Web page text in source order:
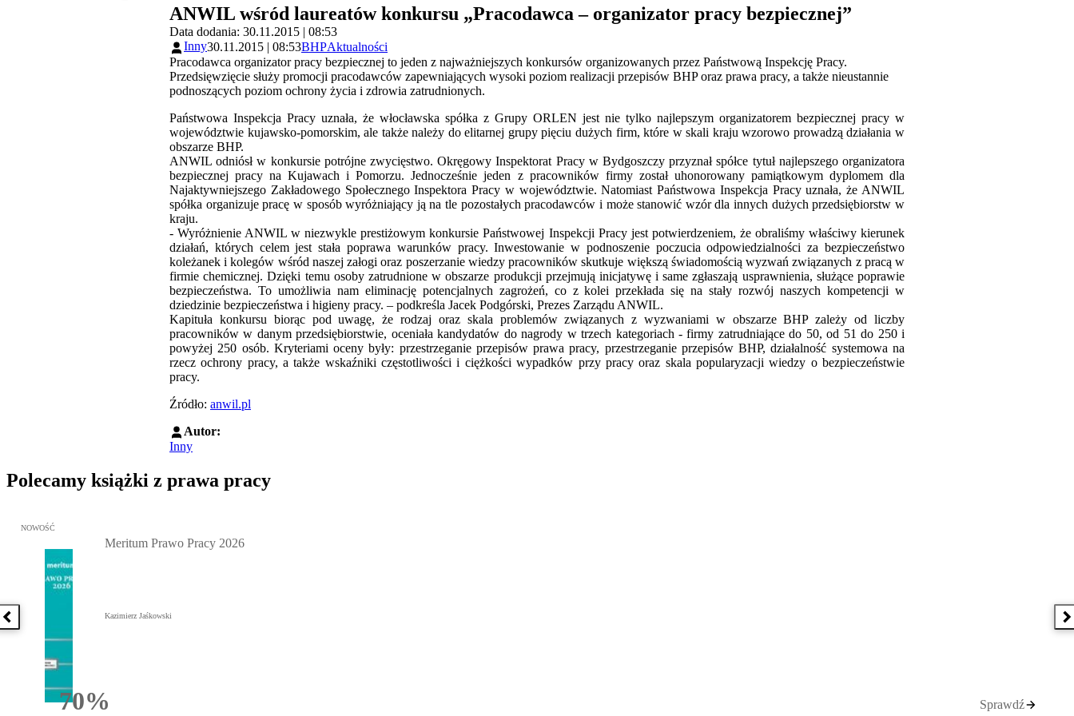
ANWIL wśród laureatów konkursu „Pracodawca – organizator pracy bezpiecznej”
Data dodania: 30.11.2015 | 08:53
Inny30.11.2015 | 08:53BHPAktualności
Pracodawca organizator pracy bezpiecznej to jeden z najważniejszych konkursów organizowanych przez Państwową Inspekcję Pracy.
Przedsięwzięcie służy promocji pracodawców zapewniających wysoki poziom realizacji przepisów BHP oraz prawa pracy, a także nieustannie
podnoszących poziom ochrony życia i zdrowia zatrudnionych.
Państwowa Inspekcja Pracy uznała, że włocławska spółka z Grupy ORLEN jest nie tylko najlepszym organizatorem bezpiecznej pracy w
województwie kujawsko-pomorskim, ale także należy do elitarnej grupy pięciu dużych firm, które w skali kraju wzorowo prowadzą działania w
obszarze BHP.
ANWIL odniósł w konkursie potrójne zwycięstwo. Okręgowy Inspektorat Pracy w Bydgoszczy przyznał spółce tytuł najlepszego organizatora
bezpiecznej pracy na Kujawach i Pomorzu. Jednocześnie jeden z pracowników firmy został uhonorowany pamiątkowym dyplomem dla
Najaktywniejszego Zakładowego Społecznego Inspektora Pracy w województwie. Natomiast Państwowa Inspekcja Pracy uznała, że ANWIL
spółka organizuje pracę w sposób wyróżniający ją na tle pozostałych pracodawców i może stanowić wzór dla innych dużych przedsiębiorstw w
kraju.
- Wyróżnienie ANWIL w niezwykle prestiżowym konkursie Państwowej Inspekcji Pracy jest potwierdzeniem, że obraliśmy właściwy kierunek
działań, których celem jest stała poprawa warunków pracy. Inwestowanie w podnoszenie poczucia odpowiedzialności za bezpieczeństwo
koleżanek i kolegów wśród naszej załogi oraz poszerzanie wiedzy pracowników skutkuje większą świadomością wyzwań związanych z pracą w
firmie chemicznej. Dzięki temu osoby zatrudnione w obszarze produkcji przejmują inicjatywę i same zgłaszają usprawnienia, służące poprawie
bezpieczeństwa. To umożliwia nam eliminację potencjalnych zagrożeń, co z kolei przekłada się na stały rozwój naszych kompetencji w
dziedzinie bezpieczeństwa i higieny pracy. – podkreśla Jacek Podgórski, Prezes Zarządu ANWIL.
Kapituła konkursu biorąc pod uwagę, że rodzaj oraz skala problemów związanych z wyzwaniami w obszarze BHP zależy od liczby
pracowników w danym przedsiębiorstwie, oceniała kandydatów do nagrody w trzech kategoriach - firmy zatrudniające do 50, od 51 do 250 i
powyżej 250 osób. Kryteriami oceny były: przestrzeganie przepisów prawa pracy, przestrzeganie przepisów BHP, działalność systemowa na
rzecz ochrony pracy, a także wskaźniki częstotliwości i ciężkości wypadków przy pracy oraz skala popularyzacji wiedzy o bezpieczeństwie
pracy.
Źródło: anwil.pl
Autor:
Inny
Polecamy książki z prawa pracy
Poprzednia książka
Przejdź do: Meritum Prawo Pracy 2026, Kazimierz Jaśkowski - otwiera się w nowym oknie
NOWOŚĆ
70%
Meritum Prawo Pracy 2026
Kazimierz Jaśkowski
Sprawdź